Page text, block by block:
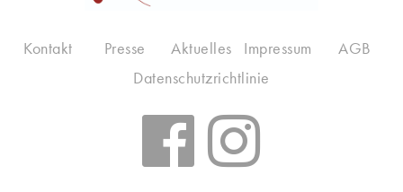
Kontakt Presse Aktuelles Impressum
AGB
Datenschutzrichtlinie